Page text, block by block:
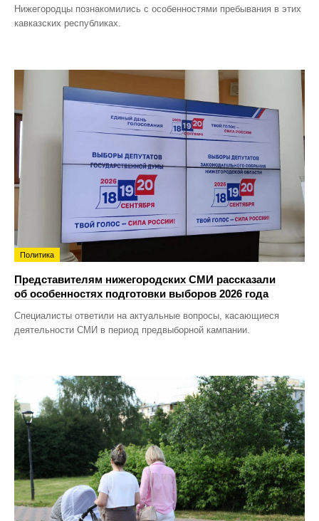
Нижегородцы познакомились с особенностями пребывания в этих
кавказских республиках.
Политика
Представителям нижегородских СМИ рассказали
об особенностях подготовки выборов 2026 года
Специалисты ответили на актуальные вопросы, касающиеся
деятельности СМИ в период предвыборной кампании.